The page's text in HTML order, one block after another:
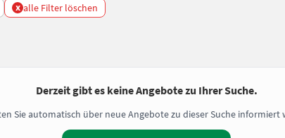
x alle Filter löschen
Derzeit gibt es keine Angebote zu Ihrer Suche.
Sie automatisch über neue Angebote zu dieser Suche informiert